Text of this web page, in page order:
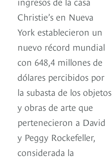
Christie’s en Nueva
York establecieron un
nuevo récord mundial
con 648,4 millones de
dólares percibidos por
la subasta de los objetos
y obras de arte que
pertenecieron a David
y Peggy Rockefeller,
considerada la